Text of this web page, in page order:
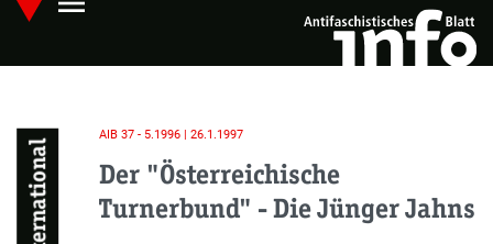
Skip
main
Hauptmenü öffnen
International
AIB 37 - 5.1996 | 26.1.1997
Der "Österreichische
Turnerbund" - Die Jünger Jahns